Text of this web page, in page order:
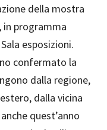
della mostra
in programma
esposizioni.
confermato la
dalla regione,
dalla vicina
quest’anno